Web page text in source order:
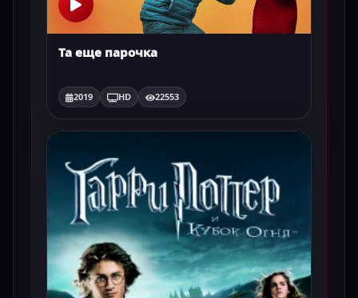
Та еще парочка
2019 HD 22553